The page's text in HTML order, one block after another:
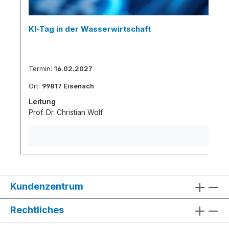
KI-Tag in der Wasserwirtschaft
Termin: 16.02.2027
Ort: 99817 Eisenach
Leitung
Prof. Dr. Christian Wolf
Kundenzentrum
Rechtliches